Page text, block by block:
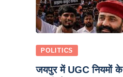
POLITICS
जयपुर में UGC नियमों के